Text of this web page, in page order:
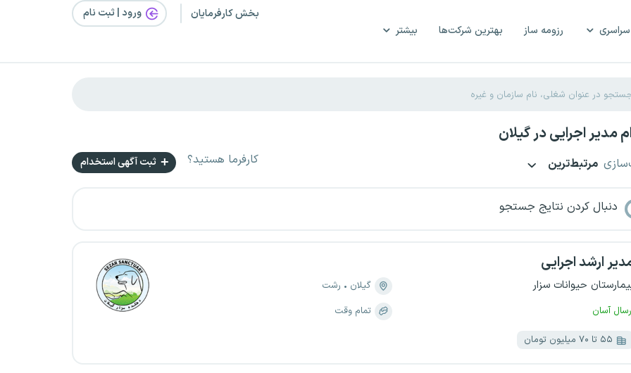
رزومه ساز بهترین شرکت‌ها بیشتر
بخش کارفرمایان ورود | ثبت‌ نام
مدیر اجرایی در گیلان
مرتبط‌ترین کارفرما هستید؟ ثبت آگهی استخدام
دنبال کردن نتایج جستجو
ارشد اجرایی
حیوانات سزار
آسان
گیلان
رشت
تمام وقت
۵۵ تا ۷۰ میلیون تومان